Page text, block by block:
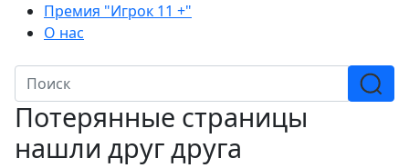
Премия "Игрок 11 +"
О нас
Потерянные страницы
нашли друг друга